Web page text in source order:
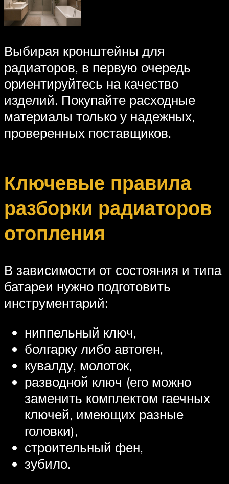
Выбирая кронштейны для
радиаторов, в первую очередь
ориентируйтесь на качество
изделий. Покупайте расходные
материалы только у надежных,
проверенных поставщиков.
Ключевые правила
разборки радиаторов
отопления
В зависимости от состояния и типа
батареи нужно подготовить
инструментарий:
ниппельный ключ,
болгарку либо автоген,
кувалду, молоток,
разводной ключ (его можно
заменить комплектом гаечных
ключей, имеющих разные
головки),
строительный фен,
зубило.